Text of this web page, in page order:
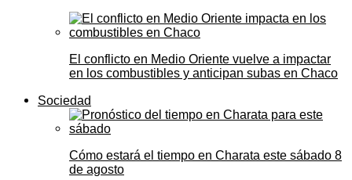
El conflicto en Medio Oriente vuelve a impactar
en los combustibles y anticipan subas en Chaco
Sociedad
Cómo estará el tiempo en Charata este sábado 8
de agosto